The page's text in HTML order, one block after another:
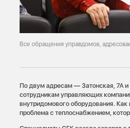
Все обращения управдомов,
По двум адресам — Затонская, 7А
сотрудникам управляющих
внутридомового оборудования.
проблема с теплоснабжением,